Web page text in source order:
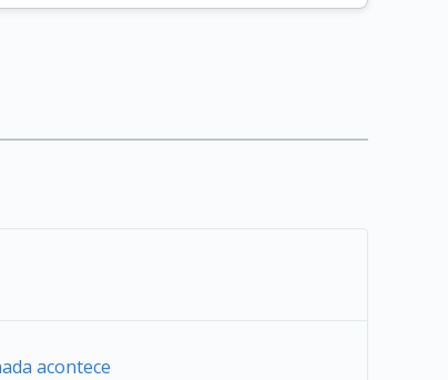
acontece